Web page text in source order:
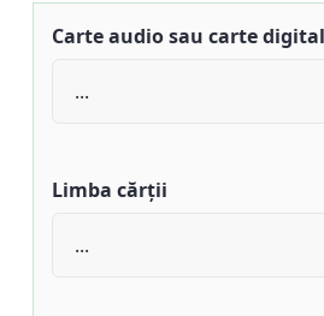
Carte audio sau carte
Limba cărții